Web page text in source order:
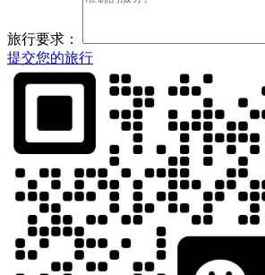
旅行要求：
提交您的旅行